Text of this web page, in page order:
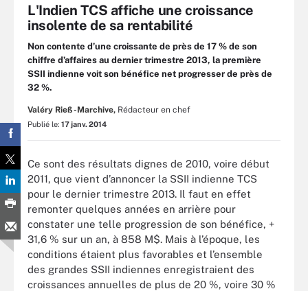
L'Indien TCS affiche une croissance
insolente de sa rentabilité
Non contente d’une croissante de près de 17 % de son
chiffre d’affaires au dernier trimestre 2013, la première
SSII indienne voit son bénéfice net progresser de près de
32 %.
Valéry Rieß-Marchive, Rédacteur en chef
Publié le: 17 janv. 2014
Ce sont des résultats dignes de 2010, voire début
2011, que vient d’annoncer la SSII indienne TCS
pour le dernier trimestre 2013. Il faut en effet
remonter quelques années en arrière pour
constater une telle progression de son bénéfice, +
31,6 % sur un an, à 858 M$. Mais à l’époque, les
conditions étaient plus favorables et l’ensemble
des grandes SSII indiennes enregistraient des
croissances annuelles de plus de 20 %, voire 30 %